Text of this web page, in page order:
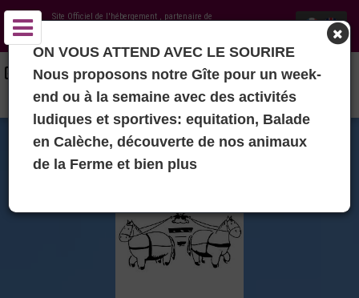
Site Officiel de l'hébergement , partenaire de
GITE DES CALÈCHES ET PROMENADES EN CALÈCHES D'ANNIKA -
MIRAMONT-DE-GUYENNE
ON VOUS ATTEND AVEC LE SOURIRE
Nous proposons notre Gîte pour un week-
end ou à la semaine avec des activités
ludiques et sportives: equitation, Balade
en Calèche, découverte de nos animaux
de la Ferme et bien plus